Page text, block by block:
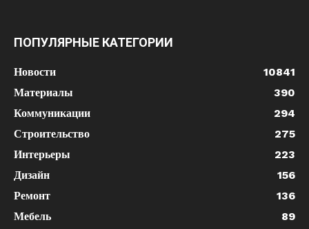
ПОПУЛЯРНЫЕ КАТЕГОРИИ
Новости
10841
Материалы
390
Коммуникации
294
Строительство
275
Интерьеры
223
Дизайн
156
Ремонт
136
Мебель
89